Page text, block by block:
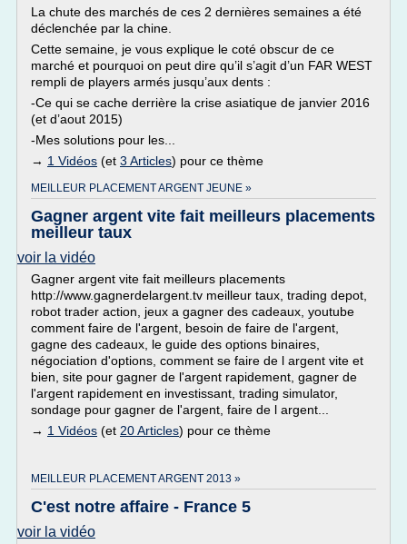
La chute des marchés de ces 2 dernières semaines a été
déclenchée par la chine.
Cette semaine, je vous explique le coté obscur de ce
marché et pourquoi on peut dire qu’il s’agit d’un FAR WEST
rempli de players armés jusqu’aux dents :
-Ce qui se cache derrière la crise asiatique de janvier 2016
(et d’aout 2015)
-Mes solutions pour les...
→ 1 Vidéos (et 3 Articles) pour ce thème
MEILLEUR PLACEMENT ARGENT JEUNE »
Gagner argent vite fait meilleurs placements
meilleur taux
voir la vidéo
Gagner argent vite fait meilleurs placements
http://www.gagnerdelargent.tv meilleur taux, trading depot,
robot trader action, jeux a gagner des cadeaux, youtube
comment faire de l'argent, besoin de faire de l'argent,
gagne des cadeaux, le guide des options binaires,
négociation d'options, comment se faire de l argent vite et
bien, site pour gagner de l'argent rapidement, gagner de
l'argent rapidement en investissant, trading simulator,
sondage pour gagner de l'argent, faire de l argent...
→ 1 Vidéos (et 20 Articles) pour ce thème
MEILLEUR PLACEMENT ARGENT 2013 »
C'est notre affaire - France 5
voir la vidéo